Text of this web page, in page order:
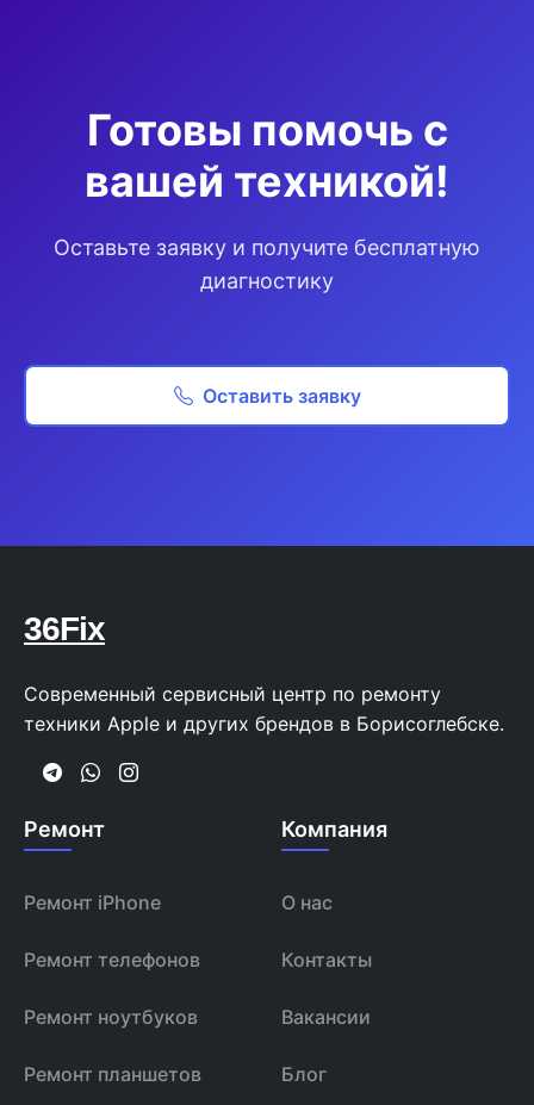
Готовы помочь с
вашей техникой!
Оставьте заявку и получите бесплатную
диагностику
Оставить заявку
36Fix
Современный сервисный центр по ремонту
техники Apple и других брендов в Борисоглебске.
Ремонт
Ремонт iPhone
Ремонт телефонов
Ремонт ноутбуков
Ремонт планшетов
Компания
О нас
Контакты
Вакансии
Блог